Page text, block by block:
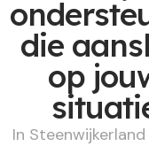
die
op
In Steenwijkerland